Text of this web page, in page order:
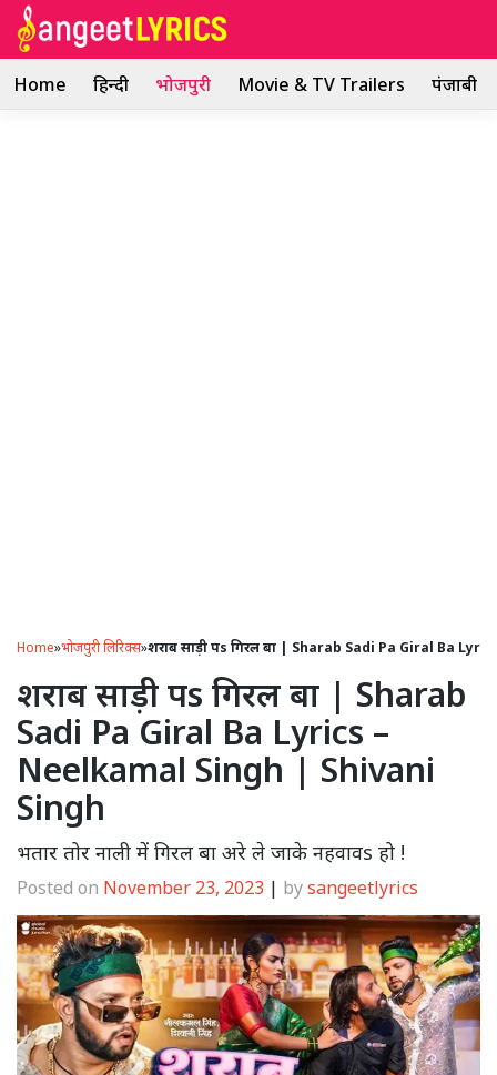
Skip
Home हिन्दी भोजपुरी Movie & TV Trailers पंजाबी
Home»भोजपुरी लिरिक्स»शराब साड़ी पs गिरल बा | Sharab Sadi Pa Giral Ba
शराब साड़ी पs गिरल बा | Sharab
Sadi Pa Giral Ba Lyrics –
Neelkamal Singh | Shivani
Singh
भतार तोर नाली में गिरल बा अरे ले जाके नहवावs हो !
Posted on November 23, 2023 | bysangeetlyrics